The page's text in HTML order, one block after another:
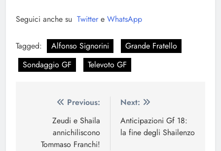
Seguici anche su Twitter e WhatsApp
Tagged: Alfonso Signorini
Grande Fratello
Sondaggio GF
Televoto GF
Navigazione
articoli
Previous:
Zeudi e Shaila
annichiliscono
Tommaso Franchi!
Next:
Anticipazioni Gf 18:
la fine degli Shailenzo